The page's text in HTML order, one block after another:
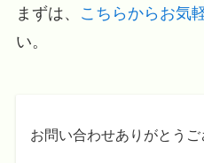
まずは、 こちらからお気
い。
お問い合わせありがとうご